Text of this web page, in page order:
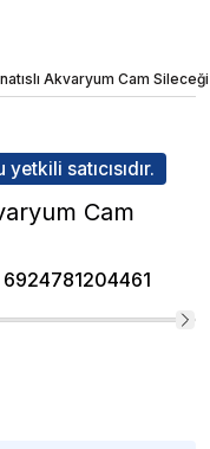
Akvaryum Cam
yetkili satıcısıdır.
Cam
6924781204461